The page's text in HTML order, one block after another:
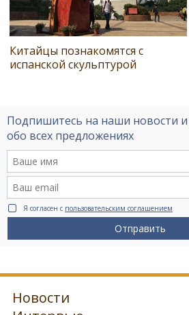
Китайцы познакомятся с
испанской скульптурой
Подпишитесь на наши новости
обо всех предложениях
Я согласен с пользовательским соглашением
Отправить
Новости